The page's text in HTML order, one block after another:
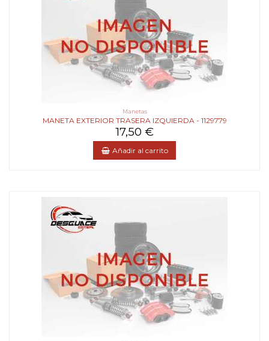
Manetas
MANETA EXTERIOR TRASERA IZQUIERDA - 1129779
17,50 €
Añadir al carrito